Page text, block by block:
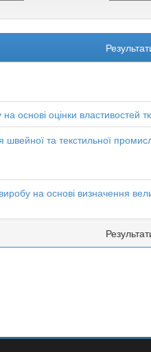
основі оцінки властивостей
швейної та текстильної
на основі визначення